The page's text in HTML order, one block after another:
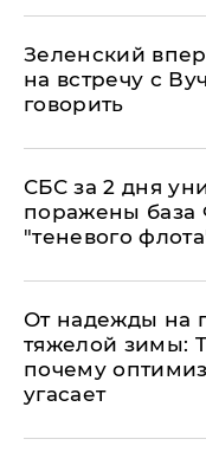
Зеленский
на встречу с
говорить
СБС за 2 дня
поражены база
"теневого
От надежды на
тяжелой зимы:
почему
угасает